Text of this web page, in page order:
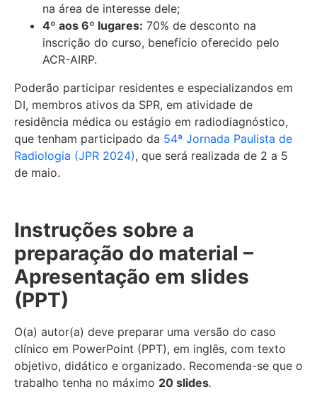
na área de interesse dele;
4º aos 6º lugares: 70% de desconto na
inscrição do curso, benefício oferecido pelo
ACR-AIRP.
Poderão participar residentes e especializandos em
DI, membros ativos da SPR, em atividade de
residência médica ou estágio em radiodiagnóstico,
que tenham participado da 54ª Jornada Paulista de
Radiologia (JPR 2024), que será realizada de 2 a 5
de maio.
Instruções sobre a
preparação do material –
Apresentação em slides
(PPT)
O(a) autor(a) deve preparar uma versão do caso
clínico em PowerPoint (PPT), em inglês, com texto
objetivo, didático e organizado. Recomenda-se que o
trabalho tenha no máximo 20 slides.